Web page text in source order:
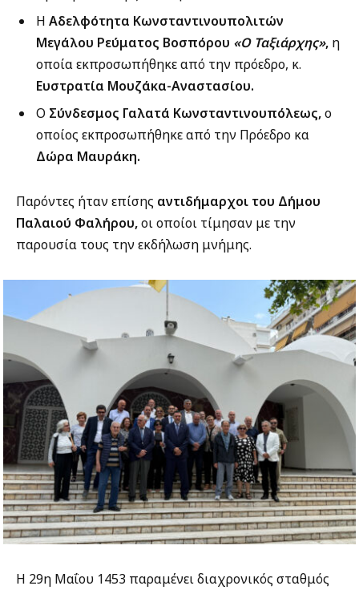
Η Αδελφότητα Κωνσταντινουπολιτών
Μεγάλου Ρεύματος Βοσπόρου «Ο Ταξιάρχης», η
οποία εκπροσωπήθηκε από την πρόεδρο, κ.
Ευστρατία Μουζάκα-Αναστασίου.
Ο Σύνδεσμος Γαλατά Κωνσταντινουπόλεως,ο
οποίος εκπροσωπήθηκε από την Πρόεδρο κα
Δώρα Μαυράκη.
Παρόντες ήταν επίσης αντιδήμαρχοι του Δήμου
Παλαιού Φαλήρου,οι οποίοι τίμησαν με την
παρουσία τους την εκδήλωση μνήμης.
Η 29η Μαΐου 1453 παραμένει διαχρονικός σταθμός